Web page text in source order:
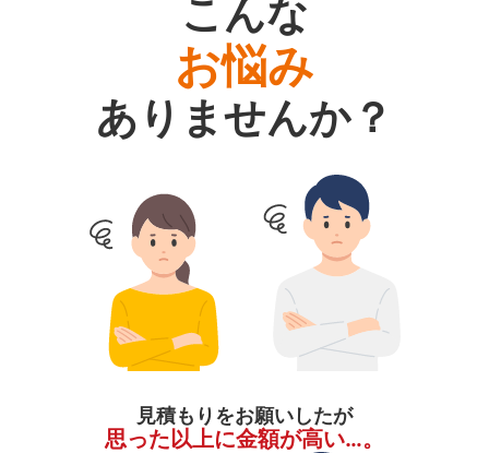
こんな
お悩み
ありませんか？
見積もりをお願いしたが
思った以上に金額が高い…。